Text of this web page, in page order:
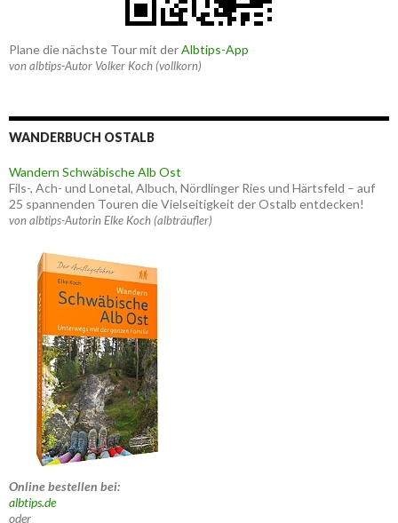
Plane die nächste Tour mit derAlbtips-App
von albtips-Autor Volker Koch (vollkorn)
WANDERBUCH OSTALB
Wandern Schwäbische Alb Ost
Fils-, Ach- und Lonetal, Albuch, Nördlinger Ries und Härtsfeld – auf
25 spannenden Touren die Vielseitigkeit der Ostalb entdecken!
von albtips-Autorin Elke Koch (albträufler)
Online bestellen bei:
albtips.de
oder